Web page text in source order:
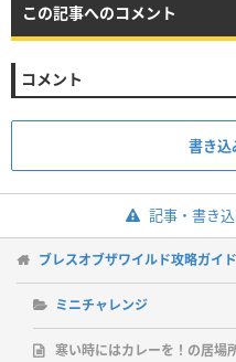
この記事へのコメント
コメント
書き込
記事・書き
ブレスオブザワイルド攻略ガイ
ミニチャレンジ
寒い時にはカレーを！の居場